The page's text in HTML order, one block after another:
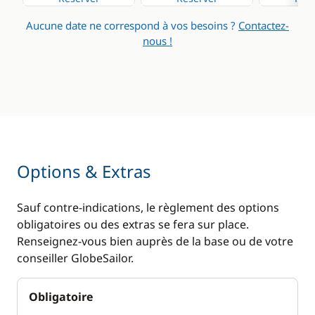
Cuisinière
Réfrigérateur
Dessalinisateur
Eau chaude
Aucune date ne correspond à vos besoins ? Contactez-
nous !
Options & Extras
Sauf contre-indications, le règlement des options
obligatoires ou des extras se fera sur place.
Renseignez-vous bien auprès de la base ou de votre
conseiller GlobeSailor.
Obligatoire